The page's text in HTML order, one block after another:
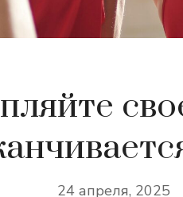
24 апреля, 2025